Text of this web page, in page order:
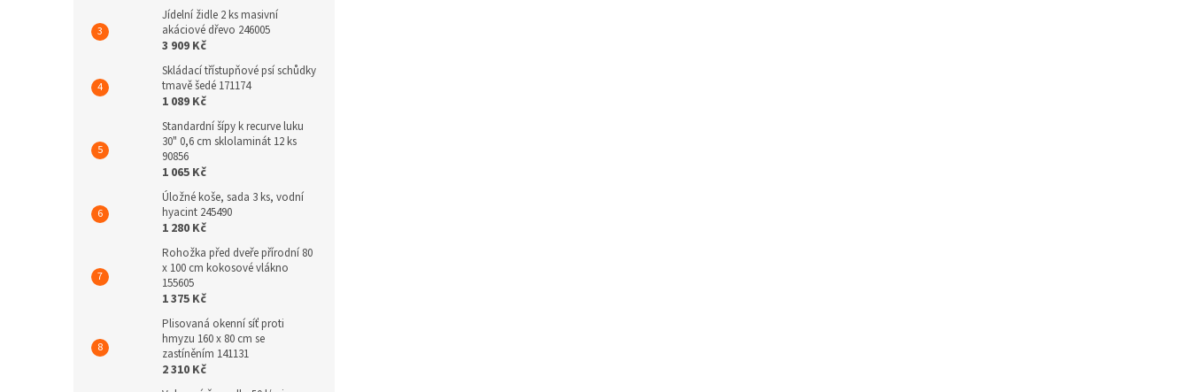
Jídelní židle 2 ks masivní
akáciové dřevo 246005
3 909 Kč
Skládací třístupňové psí schůdky
tmavě šedé 171174
1 089 Kč
Standardní šípy k recurve luku
30" 0,6 cm sklolaminát 12 ks
90856
1 065 Kč
Úložné koše, sada 3 ks, vodní
hyacint 245490
1 280 Kč
Rohožka před dveře přírodní 80
x 100 cm kokosové vlákno
155605
1 375 Kč
Plisovaná okenní síť proti
hmyzu 160 x 80 cm se
zastíněním 141131
2 310 Kč